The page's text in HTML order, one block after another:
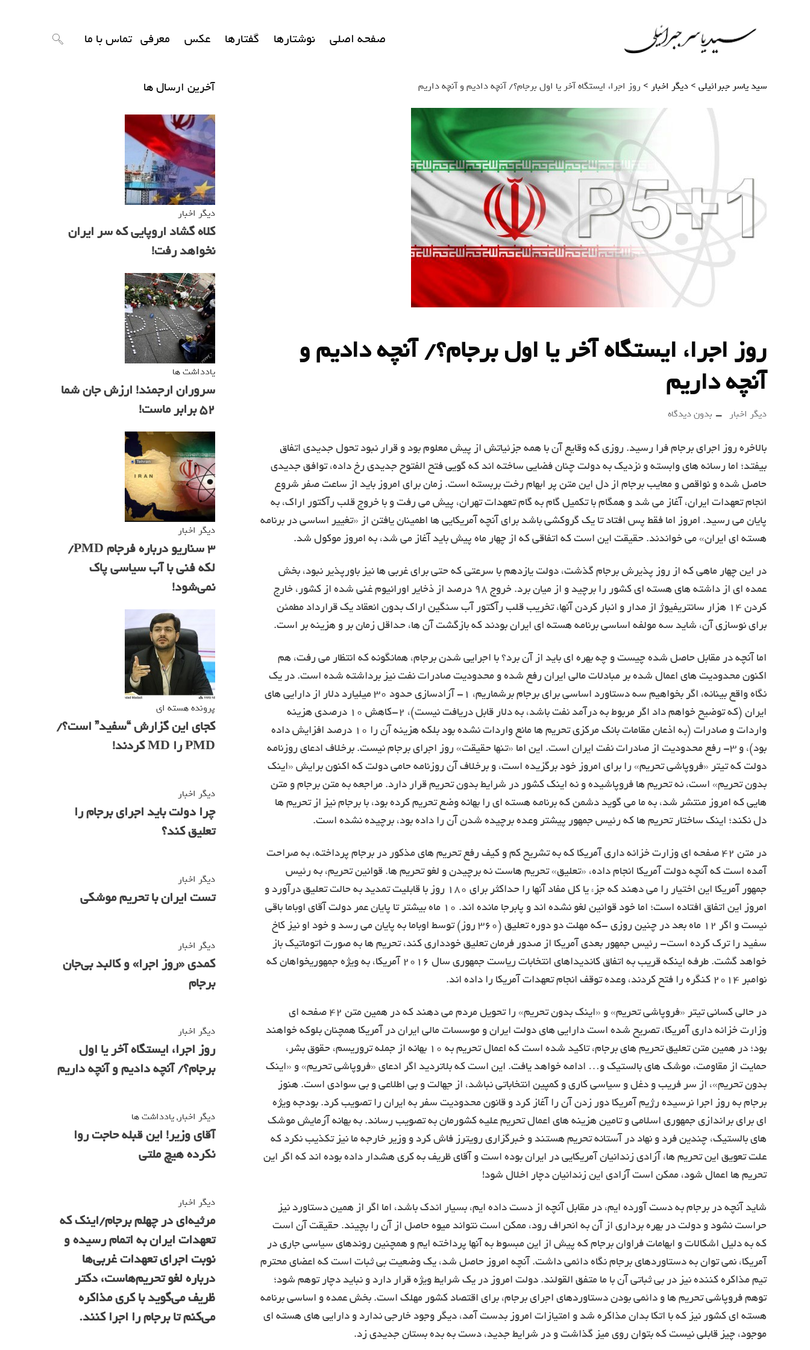
صفحه اصلی نوشتارها گفتارها عکس معرفی تماس با ما
سید یاسر جبرائیلی > دیگر اخبار > روز اجرا، ایستگاه آخر یا اول برجام؟/ آنچه دادیم و آنچه داریم
روز اجرا، ایستگاه آخر یا اول برجام؟/ آنچه دادیم و
آنچه داریم
دیگر اخبار بدون دیدگاه
بالاخره روز اجرای برجام فرا رسید. روزی که وقایع آن با همه جزئیاتش از پیش معلوم بود و قرار نبود تحول جدیدی اتفاق
بیفتد؛ اما رسانه های وابسته و نزدیک به دولت چنان فضایی ساخته اند که گویی فتح الفتوح جدیدی رخ داده، توافق جدیدی
حاصل شده و نواقص و معایب برجام از دل این متن پر ابهام رخت بربسته است. زمان برای امروز باید از ساعت صفر شروع
انجام تعهدات ایران، آغاز می شد و همگام با تکمیل گام به گام تعهدات تهران، پیش می رفت و با خروج قلب رآکتور اراک، به
پایان می رسید. امروز اما فقط پس افتاد تا یک گروکشی باشد برای آنچه آمریکایی ها اطمینان یافتن از «تغییر اساسی در برنامه
هسته ای ایران» می خواندند. حقیقت این است که اتفاقی که از چهار ماه پیش باید آغاز می شد، به امروز موکول شد.
در این چهار ماهی که از روز پذیرش برجام گذشت، دولت یازدهم با سرعتی که حتی برای غربی ها نیز باورپذیر نبود، بخش
عمده ای از داشته های هسته ای کشور را برچید و از میان برد. خروج ۹۸ درصد از ذخایر اورانیوم غنی شده از کشور، خارج
کردن ۱۴ هزار سانتریفیوژ از مدار و انبار کردن آنها، تخریب قلب رآکتور آب سنگین اراک بدون انعقاد یک قرارداد مطمئن
برای نوسازی آن، شاید سه مولفه اساسی برنامه هسته ای ایران بودند که بازگشت آن ها، حداقل زمان بر و هزینه بر است.
اما آنچه در مقابل حاصل شده چیست و چه بهره ای باید از آن برد؟ با اجرایی شدن برجام، همانگونه که انتظار می رفت، هم
اکنون محدودیت های اعمال شده بر مبادلات مالی ایران رفع شده و محدودیت صادرات نفت نیز برداشته شده است. در یک
نگاه واقع بینانه، اگر بخواهیم سه دستاورد اساسی برای برجام برشماریم، ۱- آزادسازی حدود ۳۰ میلیارد دلار از دارایی های
ایران (که توضیح خواهم داد اگر مربوط به درآمد نفت باشد، به دلار قابل دریافت نیست)، ۲-کاهش ۱۰ درصدی هزینه
واردات و صادرات (به اذعان مقامات بانک مرکزی تحریم ها مانع واردات نشده بود بلکه هزینه آن را ۱۰ درصد افزایش داده
بود)، و ۳- رفع محدودیت از صادرات نفت ایران است. این اما «تنها حقیقت» روز اجرای برجام نیست. برخلاف ادعای روزنامه
دولت که تیتر «فروپاشی تحریم» را برای امروز خود برگزیده است، و برخلاف آن روزنامه حامی دولت که اکنون برایش «اینک
بدون تحریم» است، نه تحریم ها فروپاشیده و نه اینک کشور در شرایط بدون تحریم قرار دارد. مراجعه به متن برجام و متن
هایی که امروز منتشر شد، به ما می گوید دشمن که برنامه هسته ای را بهانه وضع تحریم کرده بود، با برجام نیز از تحریم ها
دل نکند؛ اینک ساختار تحریم ها که رئیس جمهور پیشتر وعده برچیده شدن آن را داده بود، برچیده نشده است.
در متن ۴۲ صفحه ای وزارت خزانه داری آمریکا که به تشریح کم و کیف رفع تحریم های مذکور در برجام پرداخته، به صراحت
آمده است که آنچه دولت آمریکا انجام داده، «تعلیق» تحریم هاست نه برچیدن و لغو تحریم ها. قوانین تحریم، به رئیس
جمهور آمریکا این اختیار را می دهند که جزء یا کل مفاد آنها را حداکثر برای ۱۸۰ روز با قابلیت تمدید به حالت تعلیق درآورد و
امروز این اتفاق افتاده است؛ اما خود قوانین لغو نشده اند و پابرجا مانده اند. ۱۰ ماه بیشتر تا پایان عمر دولت آقای اوباما باقی
نیست و اگر ۱۲ ماه بعد در چنین روزی -که مهلت دو دوره تعلیق (۳۶۰ روز) توسط اوباما به پایان می رسد و خود او نیز کاخ
سفید را ترک کرده است- رئیس جمهور بعدی آمریکا از صدور فرمان تعلیق خودداری کند، تحریم ها به صورت اتوماتیک باز
خواهد گشت. طرفه اینکه قریب به اتفاق کاندیداهای انتخابات ریاست جمهوری سال ۲۰۱۶ آمریکا، به ویژه جمهوریخواهان که
نوامبر ۲۰۱۴ کنگره را فتح کردند، وعده توقف انجام تعهدات آمریکا را داده اند.
در حالی کسانی تیتر «فروپاشی تحریم» و «اینک بدون تحریم» را تحویل مردم می دهند که در همین متن ۴۲ صفحه ای
وزارت خزانه داری آمریکا، تصریح شده است دارایی های دولت ایران و موسسات مالی ایران در آمریکا همچنان بلوکه خواهند
بود؛ در همین متن تعلیق تحریم های برجام، تاکید شده است که اعمال تحریم به ۱۰ بهانه از جمله تروریسم، حقوق بشر،
حمایت از مقاومت، موشک های بالستیک و… ادامه خواهد یافت. این است که بلاتردید اگر ادعای «فروپاشی تحریم» و «اینک
بدون تحریم»، از سر فریب و دغل و سیاسی کاری و کمپین انتخاباتی نباشد، از جهالت و بی اطلاعی و بی سوادی است. هنوز
برجام به روز اجرا نرسیده رژیم آمریکا دور زدن آن را آغاز کرد و قانون محدودیت سفر به ایران را تصویب کرد. بودجه ویژه
ای برای براندازی جمهوری اسلامی و تامین هزینه های اعمال تحریم علیه کشورمان به تصویب رساند. به بهانه آزمایش موشک
های بالستیک، چندین فرد و نهاد در آستانه تحریم هستند و خبرگزاری رویترز فاش کرد و وزیر خارجه ما نیز تکذیب نکرد که
علت تعویق این تحریم ها، آزادی زندانیان آمریکایی در ایران بوده است و آقای ظریف به کری هشدار داده بوده اند که اگر این
تحریم ها اعمال شود، ممکن است آزادی این زندانیان دچار اخلال شود!
شاید آنچه در برجام به دست آورده ایم، در مقابل آنچه از دست داده ایم، بسیار اندک باشد، اما اگر از همین دستاورد نیز
حراست نشود و دولت در بهره برداری از آن به انحراف رود، ممکن است نتواند میوه حاصل از آن را بچیند. حقیقت آن است
که به دلیل اشکالات و ابهامات فراوان برجام که پیش از این مبسوط به آنها پرداخته ایم و همچنین روندهای سیاسی جاری در
آمریکا، نمی توان به دستاوردهای برجام نگاه دائمی داشت. آنچه امروز حاصل شد، یک وضعیت بی ثبات است که اعضای محترم
تیم مذاکره کننده نیز در بی ثباتی آن با ما متفق القولند. دولت امروز در یک شرایط ویژه قرار دارد و نباید دچار توهم شود؛
توهم فروپاشی تحریم ها و دائمی بودن دستاوردهای اجرای برجام، برای اقتصاد کشور مهلک است. بخش عمده و اساسی برنامه
هسته ای کشور نیز که با اتکا بدان مذاکره شد و امتیازات امروز بدست آمد، دیگر وجود خارجی ندارد و دارایی های هسته ای
موجود، چیز قابلی نیست که بتوان روی میز گذاشت و در شرایط جدید، دست به بده بستان جدیدی زد.
آخرین ارسال ها
دیگر اخبار
کلاه گشاد اروپایی که سر ایران
نخواهد رفت!
یادداشت ها
سروران ارجمند! ارزش جان شما
۵۲ برابر ماست!
دیگر اخبار
۳ سناریو درباره فرجام PMD/
لکه فنی با آب سیاسی پاک
نمی‌شود!
پرونده هسته ای
کجای این گزارش “سفید” است؟/
PMD را MD کردند!
دیگر اخبار
چرا دولت باید اجرای برجام را
تعلیق کند؟
دیگر اخبار
تست ایران با تحریم موشکی
دیگر اخبار
کمدی «روز اجرا» و کالبد بی‌جان
برجام
دیگر اخبار
روز اجرا، ایستگاه آخر یا اول
برجام؟/ آنچه دادیم و آنچه داریم
دیگر اخبار,یادداشت ها
آقای وزیر! این قبله حاجت روا
نکرده هیچ ملتی
دیگر اخبار
مرثیه‌ای در چهلم برجام/اینک که
تعهدات ایران به اتمام رسیده و
نوبت اجرای تعهدات غربی‌ها
درباره لغو تحریم‌هاست، دکتر
ظریف می‌گوید با کری مذاکره
می‌کنم تا برجام را اجرا کنند.